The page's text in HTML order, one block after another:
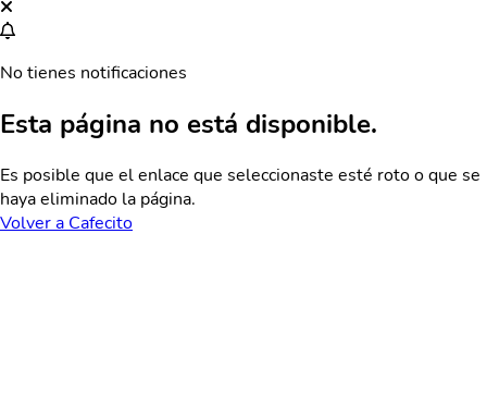
No tienes notificaciones
Esta página no está disponible.
Es posible que el enlace que seleccionaste esté roto o que se
haya eliminado la página.
Volver a Cafecito